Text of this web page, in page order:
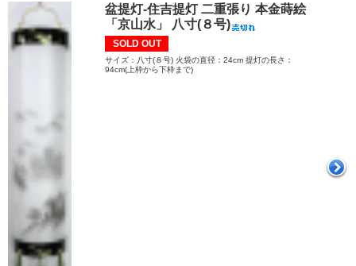
盆提灯-住吉提灯 二重張り 本金蒔絵
「京山水」 八寸(８号)
SOLD OUT
サイズ：八寸(８号) 火袋の直径：24cm 提灯の長さ：
94cm(上枠から下枠まで)